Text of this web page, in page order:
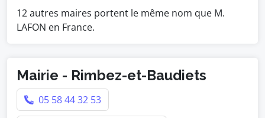
12 autres maires portent le même nom que M.
LAFON en France.
Mairie - Rimbez-et-Baudiets
05 58 44 32 53